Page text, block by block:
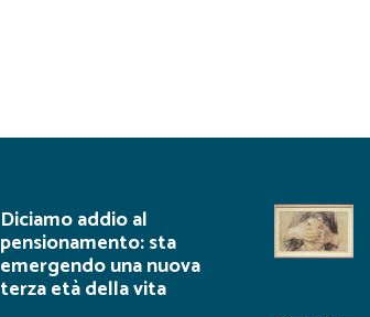
Diciamo addio al
pensionamento: sta
emergendo una nuova
terza età della vita